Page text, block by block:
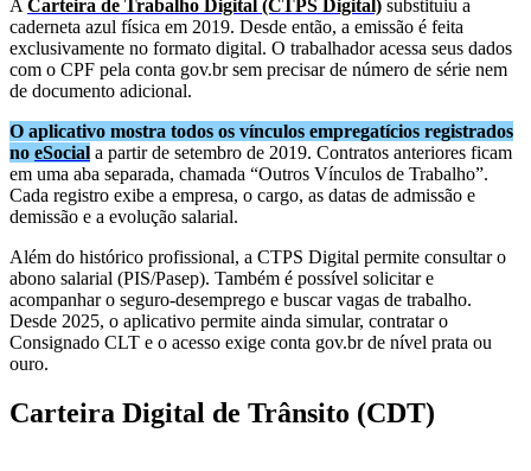
A Carteira de Trabalho Digital (CTPS Digital) substituiu a
caderneta azul física em 2019. Desde então, a emissão é feita
exclusivamente no formato digital. O trabalhador acessa seus dados
com o CPF pela conta gov.br sem precisar de número de série nem
de documento adicional.
O aplicativo mostra todos os vínculos empregatícios registrados
no eSocial a partir de setembro de 2019. Contratos anteriores ficam
em uma aba separada, chamada “Outros Vínculos de Trabalho”.
Cada registro exibe a empresa, o cargo, as datas de admissão e
demissão e a evolução salarial.
Além do histórico profissional, a CTPS Digital permite consultar o
abono salarial (PIS/Pasep). Também é possível solicitar e
acompanhar o seguro-desemprego e buscar vagas de trabalho.
Desde 2025, o aplicativo permite ainda simular, contratar o
Consignado CLT e o acesso exige conta gov.br de nível prata ou
ouro.
Carteira Digital de Trânsito (CDT)